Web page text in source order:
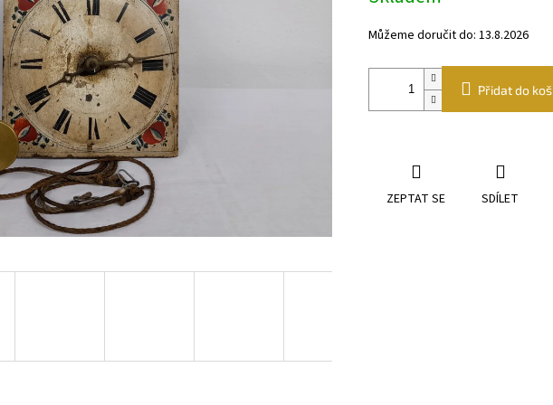
Můžeme doručit do: 13.8.2026
Přidat do
ZEPTAT SE SDÍLET